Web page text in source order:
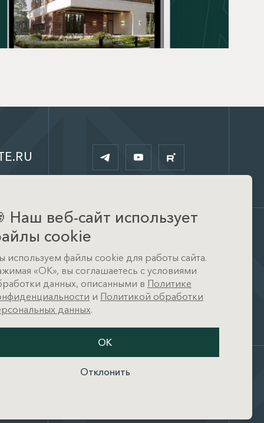
Офис
д. Тимошкино, ул.
Архитектора Райта, д. 1 (КП
Кристал Истра)
Разработано в
Наш веб-сайт использует
cookie
используем файлы cookie для работы сайта.
«ОК», вы соглашаетесь с условиями
данных, описанными в Политике
и Политикой обработки
данных.
ОК
Отклонить